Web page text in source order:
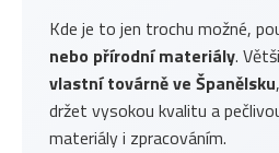
Kde je to jen trochu možné,
nebo přírodní materiály.
vlastní továrně ve Španělsku
držet vysokou kvalitu a
materiály i zpracováním.